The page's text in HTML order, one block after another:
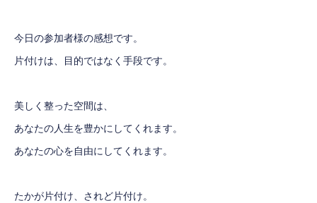
今日の参加者様の感想です。
片付けは、目的ではなく手段です。
美しく整った空間は、
あなたの人生を豊かにしてくれます。
あなたの心を自由にしてくれます。
たかが片付け、されど片付け。